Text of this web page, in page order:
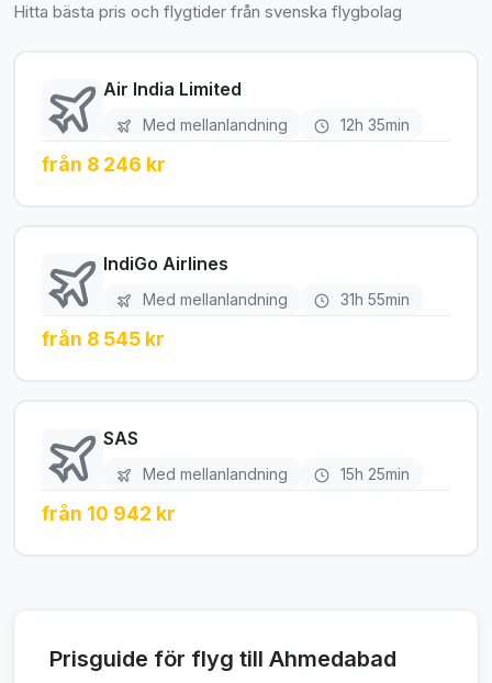
Hitta bästa pris och flygtider från svenska flygbolag
Air India Limited
Med mellanlandning 12h 35min
från 8 246 kr
IndiGo Airlines
Med mellanlandning 31h 55min
från 8 545 kr
SAS
Med mellanlandning 15h 25min
från 10 942 kr
Prisguide för flyg till Ahmedabad